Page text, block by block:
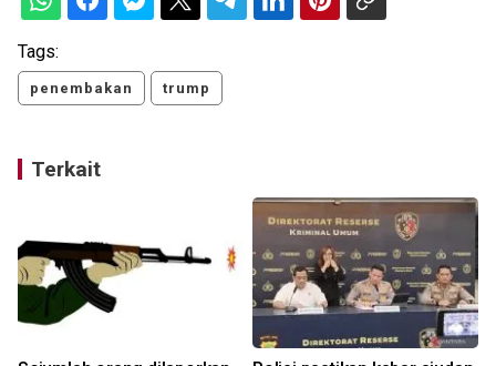
Tags:
penembakan trump
Terkait